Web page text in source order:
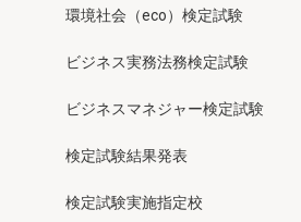
環境社会（eco）検定試験
ビジネス実務法務検定試験
ビジネスマネジャー検定試験
検定試験結果発表
検定試験実施指定校